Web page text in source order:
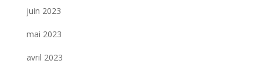
juin 2023
mai 2023
avril 2023